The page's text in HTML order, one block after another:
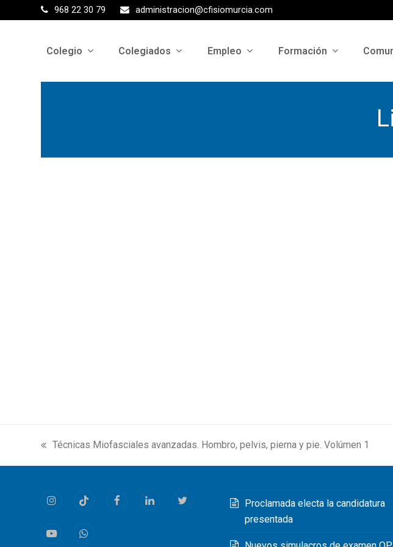
968 22 30 79 administracion@cfisiomurcia.com
Colegio Colegiados Empleo Formación
previous
post:
Técnicas Miofasciales avanzadas. Hombro, pelvis, pierna y pie. Volúmen 1
InstagramTiktok FacebookLinkedInTwitter
YoutubeWhatsapp
Proclamada electa la candidatura
presentada